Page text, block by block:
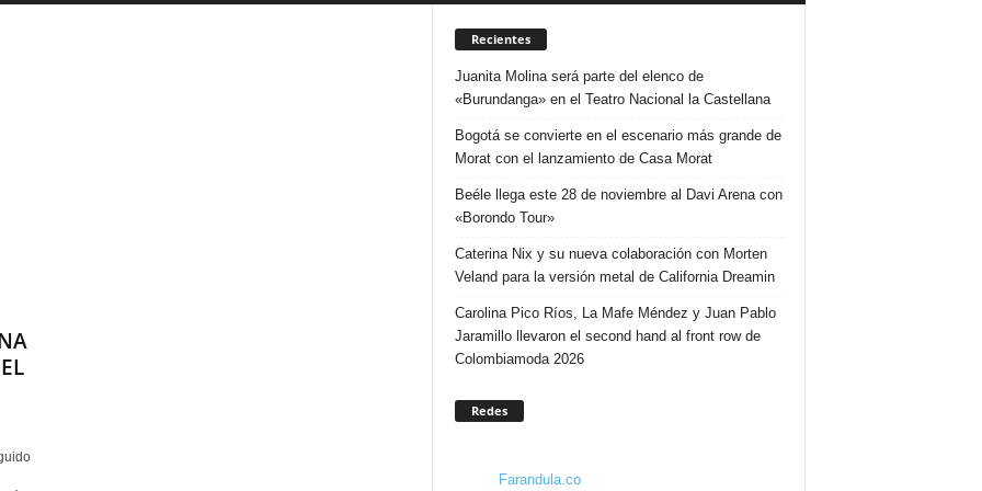
Recientes
Juanita Molina será parte del elenco de
«Burundanga» en el Teatro Nacional la Castellana
Bogotá se convierte en el escenario más grande de
Morat con el lanzamiento de Casa Morat
Beéle llega este 28 de noviembre al Davi Arena con
«Borondo Tour»
Caterina Nix y su nueva colaboración con Morten
Veland para la versión metal de California Dreamin
Carolina Pico Ríos, La Mafe Méndez y Juan Pablo
Jaramillo llevaron el second hand al front row de
Colombiamoda 2026
Redes
Farandula.co